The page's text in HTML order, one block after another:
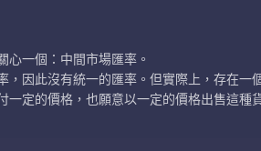
心一個：中間市場匯率。
，因此沒有統一的匯率。但實際上，存在一
一定的價格，也願意以一定的價格出售這